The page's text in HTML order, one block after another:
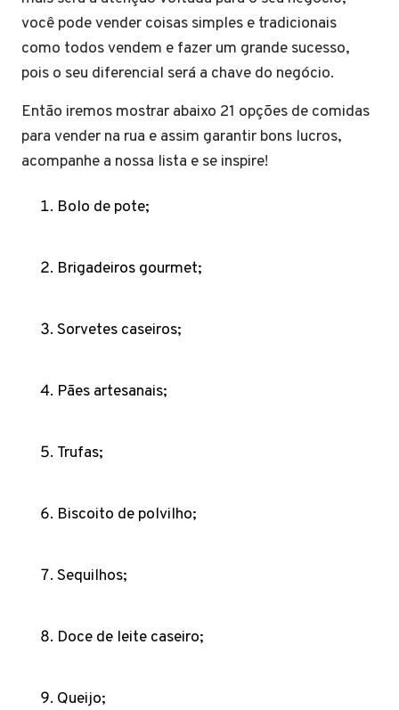
você pode vender coisas simples e tradicionais
como todos vendem e fazer um grande sucesso,
pois o seu diferencial será a chave do negócio.
Então iremos mostrar abaixo 21 opções de comidas
para vender na rua e assim garantir bons lucros,
acompanhe a nossa lista e se inspire!
Bolo de pote;
Brigadeiros gourmet;
Sorvetes caseiros;
Pães artesanais;
Trufas;
Biscoito de polvilho;
Sequilhos;
Doce de leite caseiro;
Queijo;